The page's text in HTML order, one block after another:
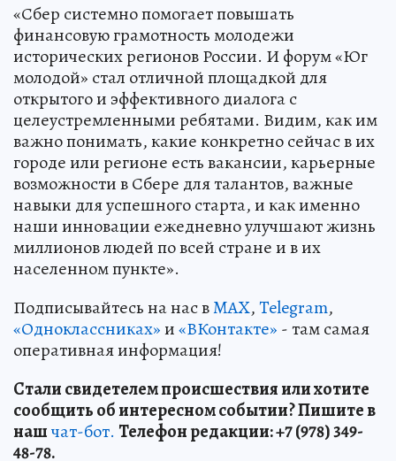
«Сбер системно помогает повышать
финансовую грамотность молодежи
исторических регионов России. И форум «Юг
молодой» стал отличной площадкой для
открытого и эффективного диалога с
целеустремленными ребятами. Видим, как им
важно понимать, какие конкретно сейчас в их
городе или регионе есть вакансии, карьерные
возможности в Сбере для талантов, важные
навыки для успешного старта, и как именно
наши инновации ежедневно улучшают жизнь
миллионов людей по всей стране и в их
населенном пункте».
Подписывайтесь на нас вMAX,Telegram,
«Одноклассниках»и«ВКонтакте» - там самая
оперативная информация!
Стали свидетелем происшествия или хотите
сообщить об интересном событии? Пишите в
нашчат-бот. Телефон редакции: +7 (978) 349-
48-78.